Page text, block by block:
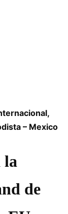
– Mexico
la
de